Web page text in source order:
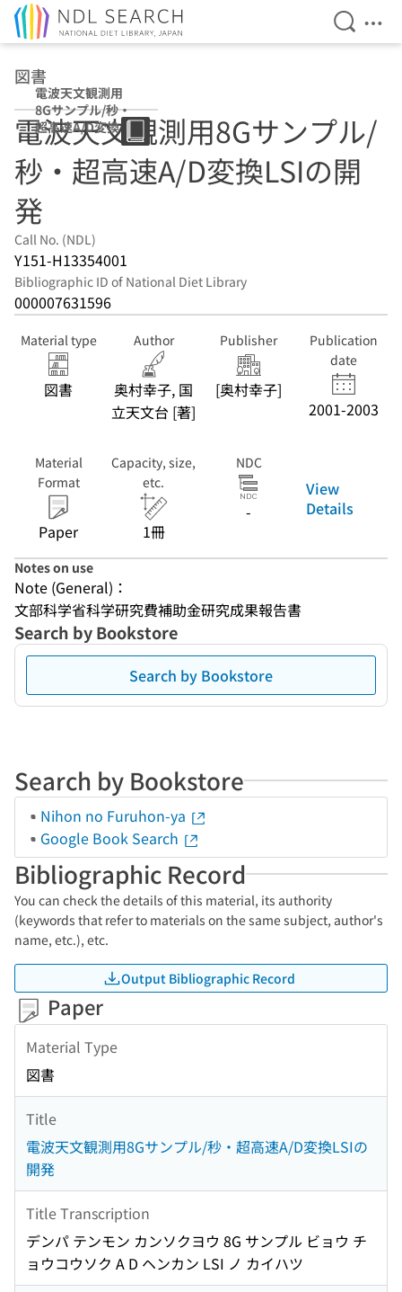
Open
図書
電波天文観測用
8Gサンプル/秒・
超高速A/D変換
LSIの開発
電波天文観測用8Gサンプル/
秒・超高速A/D変換LSIの開
発
Call No. (NDL)
Y151-H13354001
Bibliographic ID of National Diet Library
000007631596
Material type
図書
Author
奥村幸子, 国
立天文台 [著]
Publisher
[奥村幸子]
Publication
date
2001-2003
Material
Format
Paper
Capacity, size,
etc.
1冊
NDC
-
View
Details
Notes on use
Note (General)：
文部科学省科学研究費補助金研究成果報告書
Search by Bookstore
Search by Bookstore
Search by Bookstore
Nihon no Furuhon-ya
Google Book Search
Bibliographic Record
You can check the details of this material, its authority
(keywords that refer to materials on the same subject, author's
name, etc.), etc.
Output Bibliographic Record
Paper
Material Type
図書
Title
電波天文観測用8Gサンプル/秒・超高速A/D変換LSIの
開発
Title Transcription
デンパ テンモン カンソクヨウ 8G サンプル ビョウ チ
ョウコウソク A D ヘンカン LSI ノ カイハツ